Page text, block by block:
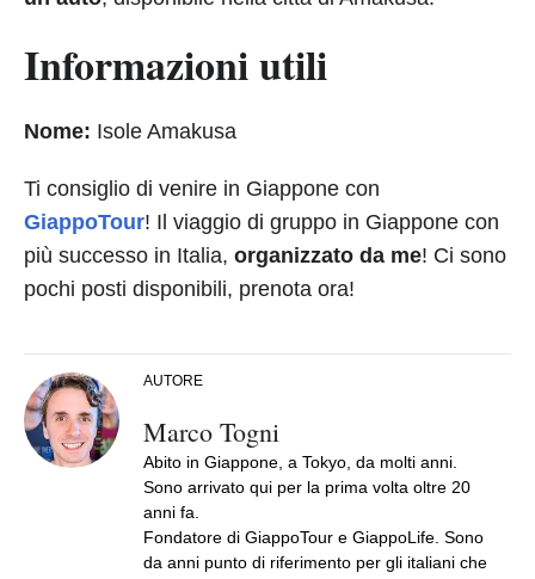
Informazioni utili
Nome: Isole Amakusa
Ti consiglio di venire in Giappone con
GiappoTour! Il viaggio di gruppo in Giappone con
più successo in Italia, organizzato da me! Ci sono
pochi posti disponibili, prenota ora!
AUTORE
Marco Togni
Abito in Giappone, a Tokyo, da molti anni.
Sono arrivato qui per la prima volta oltre 20
anni fa.
Fondatore di GiappoTour e GiappoLife. Sono
da anni punto di riferimento per gli italiani che